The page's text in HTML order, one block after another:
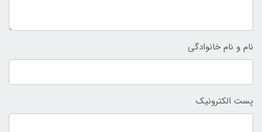
نام و نام خانوادگی
پست الکترونیک